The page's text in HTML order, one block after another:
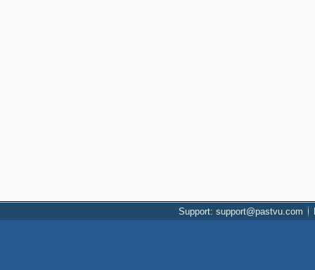
Support: support@pastvu.com